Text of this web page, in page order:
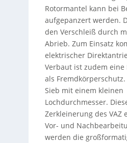
Rotormantel kann bei
aufgepanzert werden.
den Verschleiß durch
Abrieb. Zum Einsatz
elektrischer
Verbaut ist zudem
als
Sieb mit einem kleinen
Lochdurchmesser.
Zerkleinerung des VAZ
Vor- und
werden die